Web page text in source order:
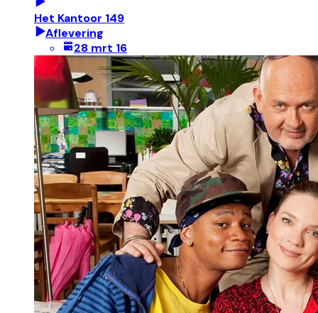
Het Kantoor 149
Aflevering
28 mrt 16